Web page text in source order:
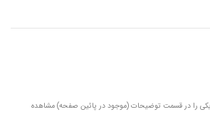
را در قسمت توضیحات (موجود در پائین صفحه) مشاهده